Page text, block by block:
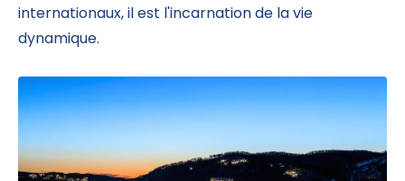
internationaux, il est l'incarnation de la vie
dynamique.